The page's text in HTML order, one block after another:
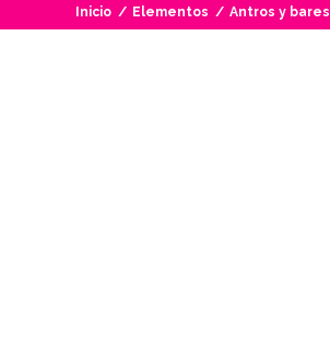
Inicio / Elementos / Antros y bares